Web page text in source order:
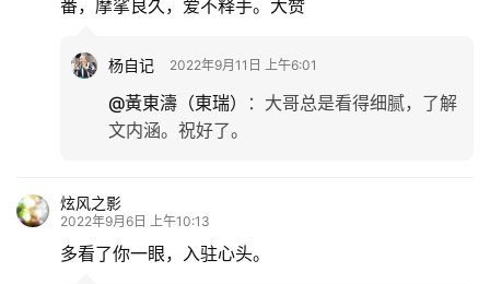
番，摩挲良久，爱不释手。大赞
杨自记 2022年9月11日 上午6:01
@黃東濤（東瑞） ： 大哥总是看得细腻，了解
文内涵。祝好了。
炫风之影
2022年9月6日 上午10:13
多看了你一眼，入驻心头。